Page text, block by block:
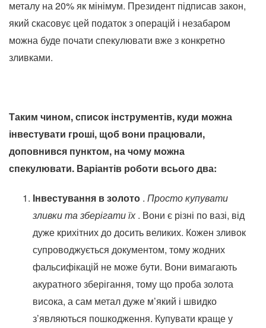
металу на 20% як мінімум. Президент підписав закон,
який скасовує цей податок з операцій і незабаром
можна буде почати спекулювати вже з конкретно
зливками.
Таким чином, список інструментів, куди можна
інвестувати гроші, щоб вони працювали,
доповнився пунктом, на чому можна
спекулювати. Варіантів роботи всього два:
Інвестування в золото . Просто купувати
зливки та зберігати їх. Вони є різні по вазі, від
дуже крихітних до досить великих. Кожен зливок
супроводжується документом, тому жодних
фальсифікацій не може бути. Вони вимагають
акуратного зберігання, тому що проба золота
висока, а сам метал дуже м’який і швидко
з’являються пошкодження. Купувати краще у